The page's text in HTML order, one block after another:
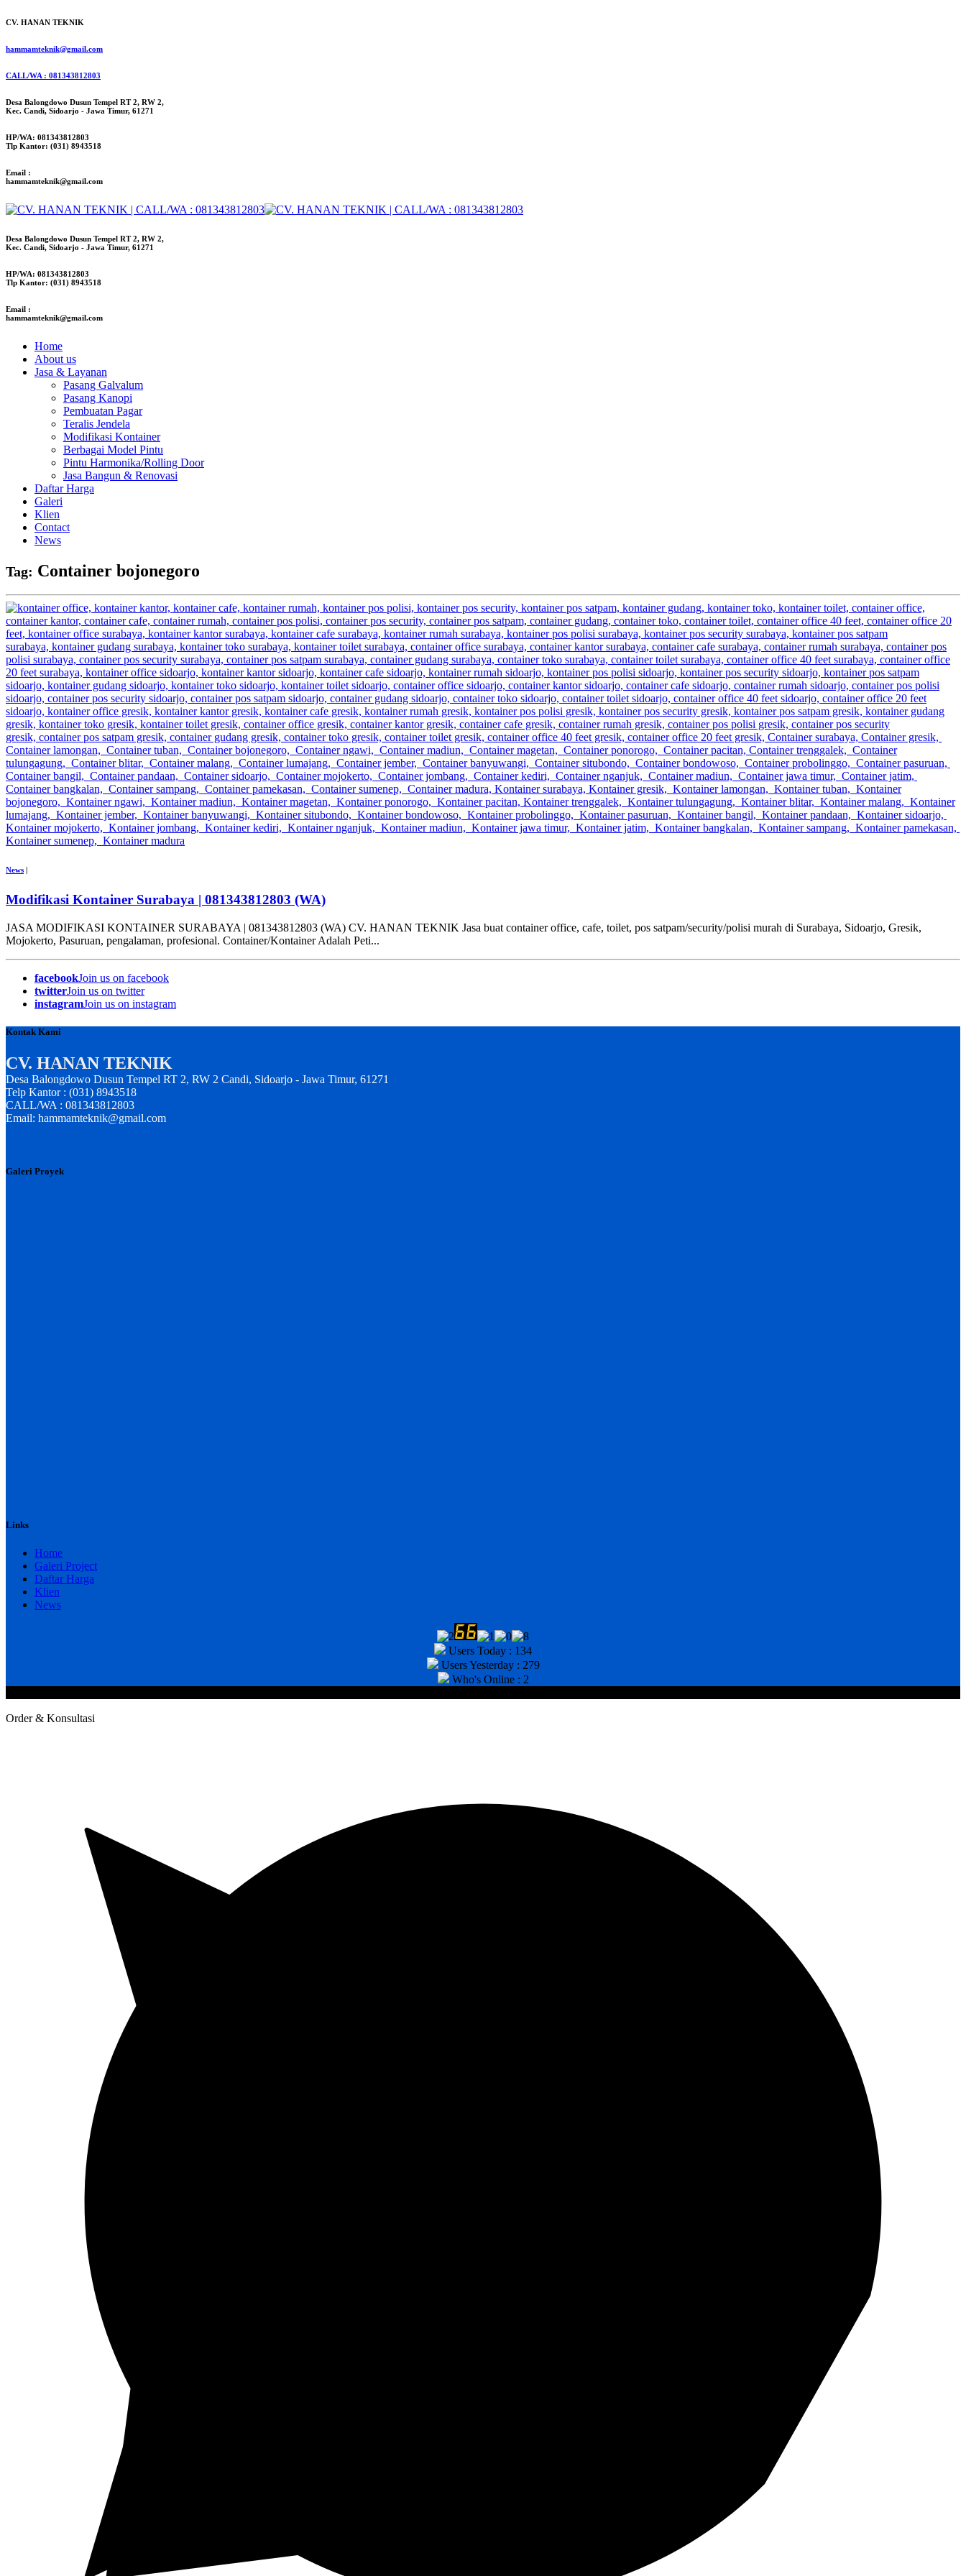
CV. HANAN TEKNIK
hammamteknik@gmail.com
CALL/WA : 081343812803
Desa Balongdowo Dusun Tempel RT 2, RW 2,
Kec. Candi, Sidoarjo - Jawa Timur, 61271
HP/WA: 081343812803
Tlp Kantor: (031) 8943518
Email :
hammamteknik@gmail.com
Desa Balongdowo Dusun Tempel RT 2, RW 2,
Kec. Candi, Sidoarjo - Jawa Timur, 61271
HP/WA: 081343812803
Tlp Kantor: (031) 8943518
Email :
hammamteknik@gmail.com
Home
About us
Jasa & Layanan
Pasang Galvalum
Pasang Kanopi
Pembuatan Pagar
Teralis Jendela
Modifikasi Kontainer
Berbagai Model Pintu
Pintu Harmonika/Rolling Door
Jasa Bangun & Renovasi
Daftar Harga
Galeri
Klien
Contact
News
Tag: Container bojonegoro
News
Modifikasi Kontainer Surabaya | 081343812803 (WA)
JASA MODIFIKASI KONTAINER SURABAYA | 081343812803 (WA) CV. HANAN TEKNIK Jasa buat container office, cafe, toilet, pos satpam/security/polisi murah di Surabaya, Sidoarjo, Gresik,
Mojokerto, Pasuruan, pengalaman, profesional. Container/Kontainer Adalah Peti...
facebookJoin us on facebook
twitterJoin us on twitter
instagramJoin us on instagram
Kontak Kami
CV. HANAN TEKNIK
Desa Balongdowo Dusun Tempel RT 2, RW 2 Candi, Sidoarjo - Jawa Timur, 61271
Telp Kantor : (031) 8943518
CALL/WA : 081343812803
Email: hammamteknik@gmail.com
Galeri Proyek
Links
Home
Galeri Project
Daftar Harga
Klien
News
Users Today : 134
Users Yesterday : 279
Who's Online : 2
Order & Konsultasi